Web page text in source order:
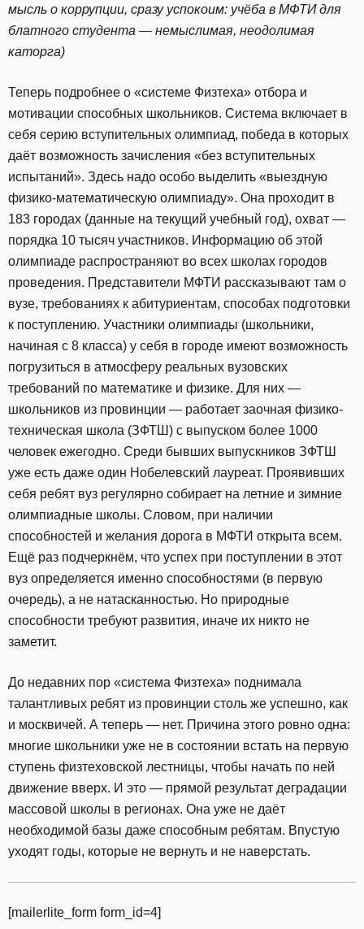
мысль о коррупции, сразу успокоим: учёба в МФТИ для
блатного студента — немыслимая, неодолимая
каторга)
Теперь подробнее о «системе Физтеха» отбора и
мотивации способных школьников. Система включает в
себя серию вступительных олимпиад, победа в которых
даёт возможность зачисления «без вступительных
испытаний». Здесь надо особо выделить «выездную
физико-математическую олимпиаду». Она проходит в
183 городах (данные на текущий учебный год), охват —
порядка 10 тысяч участников. Информацию об этой
олимпиаде распространяют во всех школах городов
проведения. Представители МФТИ рассказывают там о
вузе, требованиях к абитуриентам, способах подготовки
к поступлению. Участники олимпиады (школьники,
начиная с 8 класса) у себя в городе имеют возможность
погрузиться в атмосферу реальных вузовских
требований по математике и физике. Для них —
школьников из провинции — работает заочная физико-
техническая школа (ЗФТШ) с выпуском более 1000
человек ежегодно. Среди бывших выпускников ЗФТШ
уже есть даже один Нобелевский лауреат. Проявивших
себя ребят вуз регулярно собирает на летние и зимние
олимпиадные школы. Словом, при наличии
способностей и желания дорога в МФТИ открыта всем.
Ещё раз подчеркнём, что успех при поступлении в этот
вуз определяется именно способностями (в первую
очередь), а не натасканностью. Но природные
способности требуют развития, иначе их никто не
заметит.
До недавних пор «система Физтеха» поднимала
талантливых ребят из провинции столь же успешно, как
и москвичей. А теперь — нет. Причина этого ровно одна:
многие школьники уже не в состоянии встать на первую
ступень физтеховской лестницы, чтобы начать по ней
движение вверх. И это — прямой результат деградации
массовой школы в регионах. Она уже не даёт
необходимой базы даже способным ребятам. Впустую
уходят годы, которые не вернуть и не наверстать.
[mailerlite_form form_id=4]